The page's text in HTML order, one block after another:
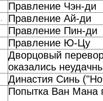
Правление Чэн-ди
Правление Ай-ди
Правление Пин-ди
Правление Ю-Цу
Дворцовый
оказались
Династия Синь
Попытка Ван Мана